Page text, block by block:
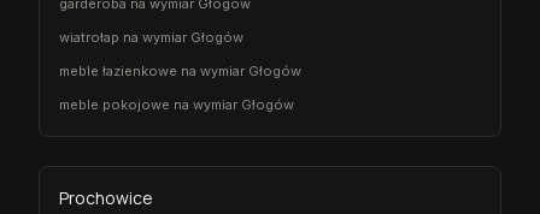
garderoba na wymiar Głogów
wiatrołap na wymiar Głogów
meble łazienkowe na wymiar Głogów
meble pokojowe na wymiar Głogów
Prochowice